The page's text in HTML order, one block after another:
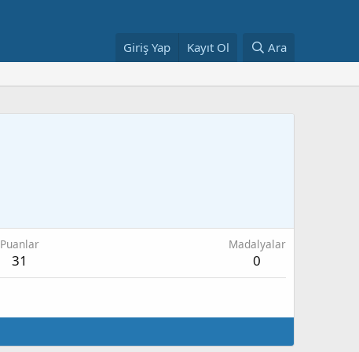
Giriş Yap Kayıt Ol Ara
Puanlar
31
Madalyalar
0